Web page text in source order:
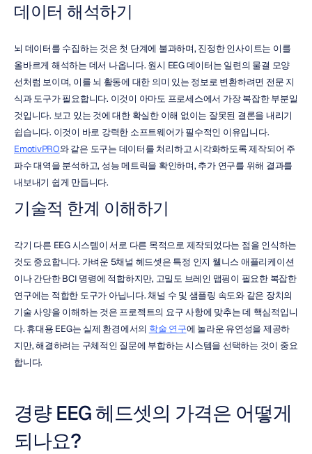
데이터 해석하기
뇌 데이터를 수집하는 것은 첫 단계에 불과하며, 진정한 인사이트는 이를
올바르게 해석하는 데서 나옵니다. 원시 EEG 데이터는 일련의 물결 모양
선처럼 보이며, 이를 뇌 활동에 대한 의미 있는 정보로 변환하려면 전문 지
식과 도구가 필요합니다. 이것이 아마도 프로세스에서 가장 복잡한 부분일
것입니다. 보고 있는 것에 대한 확실한 이해 없이는 잘못된 결론을 내리기
EmotivPRO와 같은 도구는 데이터를 처리하고 시각화하도록 제작되어 주
파수 대역을 분석하고, 성능 메트릭을 확인하며, 추가 연구를 위해 결과를
내보내기 쉽게 만듭니다.
기술적 한계 이해하기
각기 다른 EEG 시스템이 서로 다른 목적으로 제작되었다는 점을 인식하는
것도 중요합니다. 가벼운 5채널 헤드셋은 특정 인지 웰니스 애플리케이션
이나 간단한 BCI 명령에 적합하지만, 고밀도 브레인 맵핑이 필요한 복잡한
연구에는 적합한 도구가 아닙니다. 채널 수 및 샘플링 속도와 같은 장치의
기술 사양을 이해하는 것은 프로젝트의 요구 사항에 맞추는 데 핵심적입니
다. 휴대용 EEG는 실제 환경에서의 학술 연구에 놀라운 유연성을 제공하
지만, 해결하려는 구체적인 질문에 부합하는 시스템을 선택하는 것이 중요
합니다.
경량 EEG 헤드셋의 가격은 어떻게
되나요?